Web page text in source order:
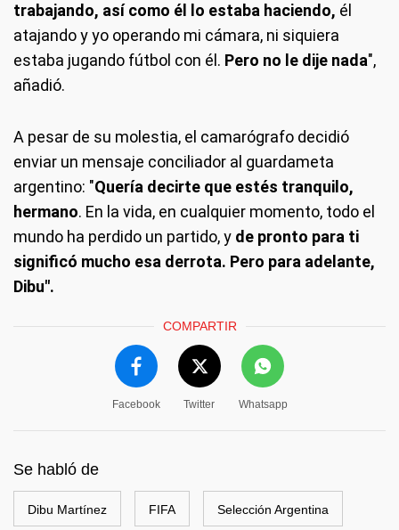
trabajando, así como él lo estaba haciendo, él
atajando y yo operando mi cámara, ni siquiera
estaba jugando fútbol con él. Pero no le dije nada",
añadió.
A pesar de su molestia, el camarógrafo decidió
enviar un mensaje conciliador al guardameta
argentino: "Quería decirte que estés tranquilo,
hermano. En la vida, en cualquier momento, todo el
mundo ha perdido un partido, y de pronto para ti
significó mucho esa derrota. Pero para adelante,
Dibu".
COMPARTIR
Facebook Twitter Whatsapp
Se habló de
Dibu Martínez FIFA Selección Argentina